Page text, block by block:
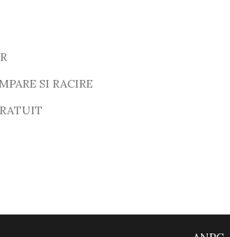
SI RACIRE